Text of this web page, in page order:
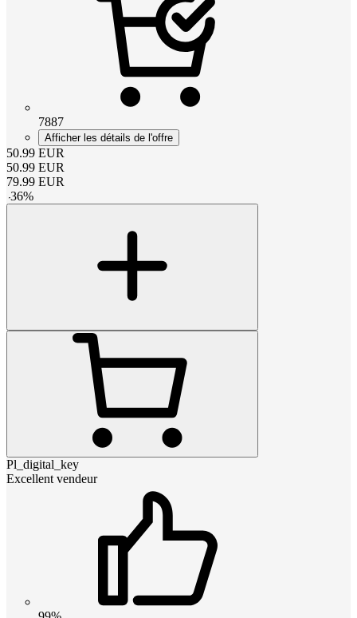
7887
Afficher les détails de l'offre
50.99 EUR
50.99 EUR
79.99 EUR
-36%
Pl_digital_key
Excellent vendeur